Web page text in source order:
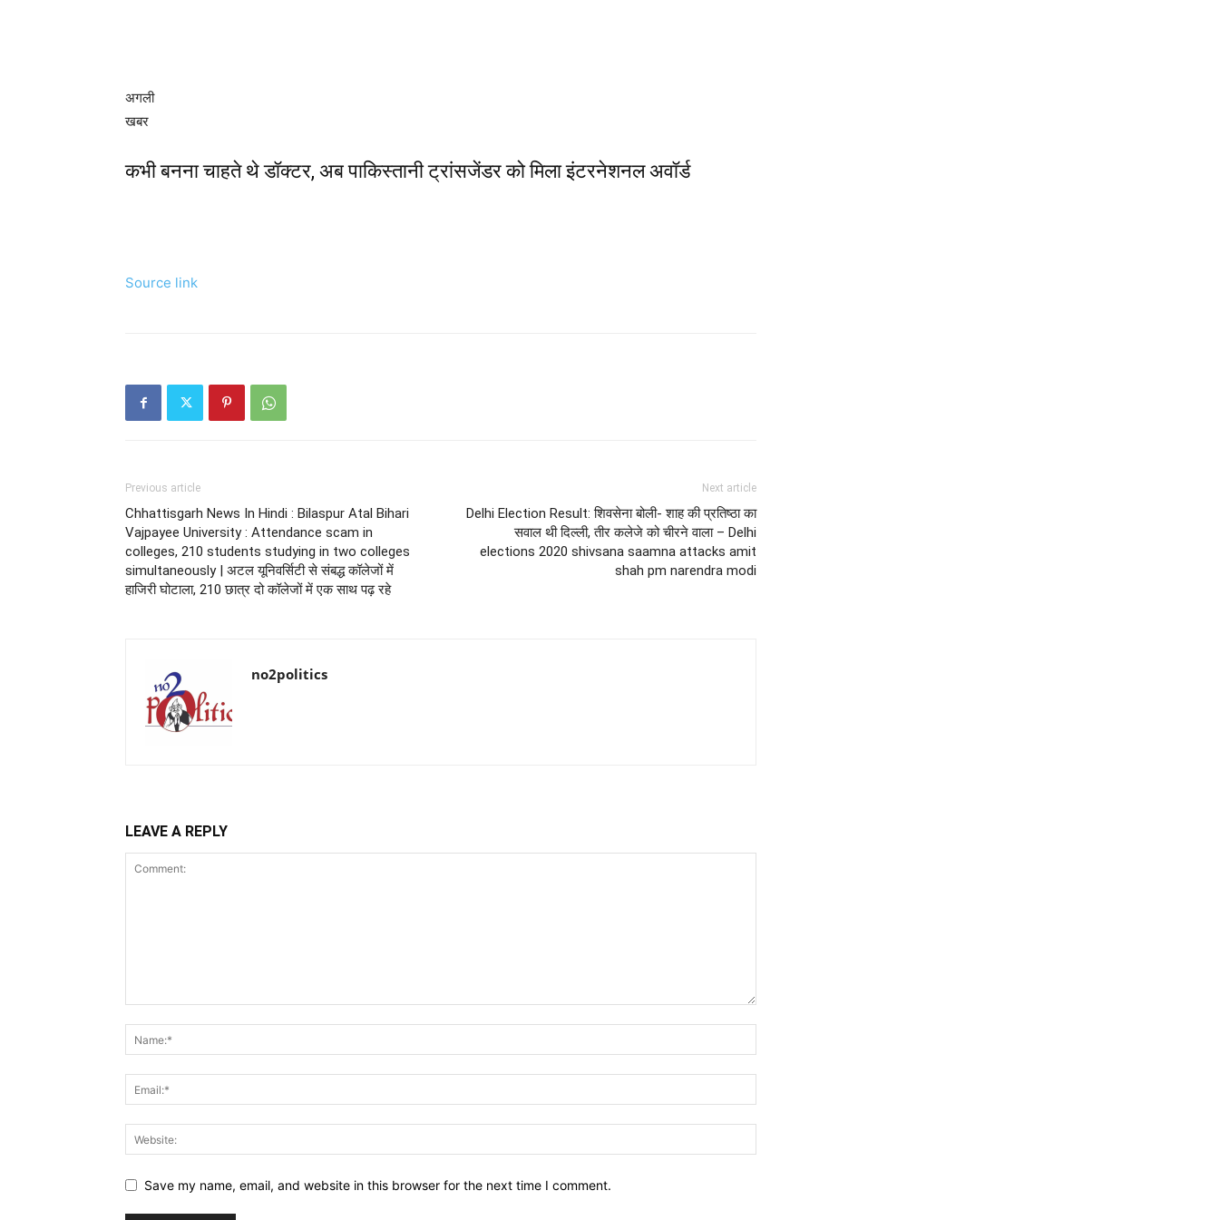
अगली
खबर
कभी बनना चाहते थे डॉक्टर, अब पाकिस्तानी ट्रांसजेंडर को मिला इंटरनेशनल अवॉर्ड
Source link
Previous article
Chhattisgarh News In Hindi : Bilaspur Atal Bihari
Vajpayee University : Attendance scam in
colleges, 210 students studying in two colleges
simultaneously | अटल यूनिवर्सिटी से संबद्ध कॉलेजों में
हाजिरी घोटाला, 210 छात्र दो कॉलेजों में एक साथ पढ़ रहे
Next article
Delhi Election Result: शिवसेना बोली- शाह की प्रतिष्ठा का
सवाल थी दिल्ली, तीर कलेजे को चीरने वाला – Delhi
elections 2020 shivsana saamna attacks amit
shah pm narendra modi
no2politics
LEAVE A REPLY
Save my name, email, and website in this browser for the next time I comment.